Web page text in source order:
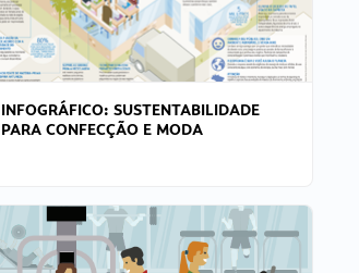
INFOGRÁFICO: SUSTENTABILIDADE
PARA CONFECÇÃO E MODA